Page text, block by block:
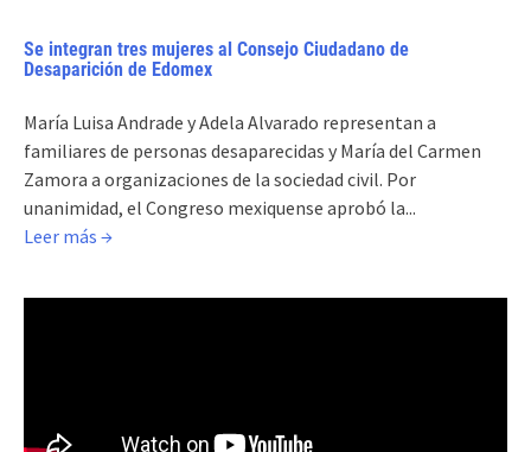
Se integran tres mujeres al Consejo Ciudadano de
Desaparición de Edomex
María Luisa Andrade y Adela Alvarado representan a
familiares de personas desaparecidas y María del Carmen
Zamora a organizaciones de la sociedad civil. Por
unanimidad, el Congreso mexiquense aprobó la...
Leer más →